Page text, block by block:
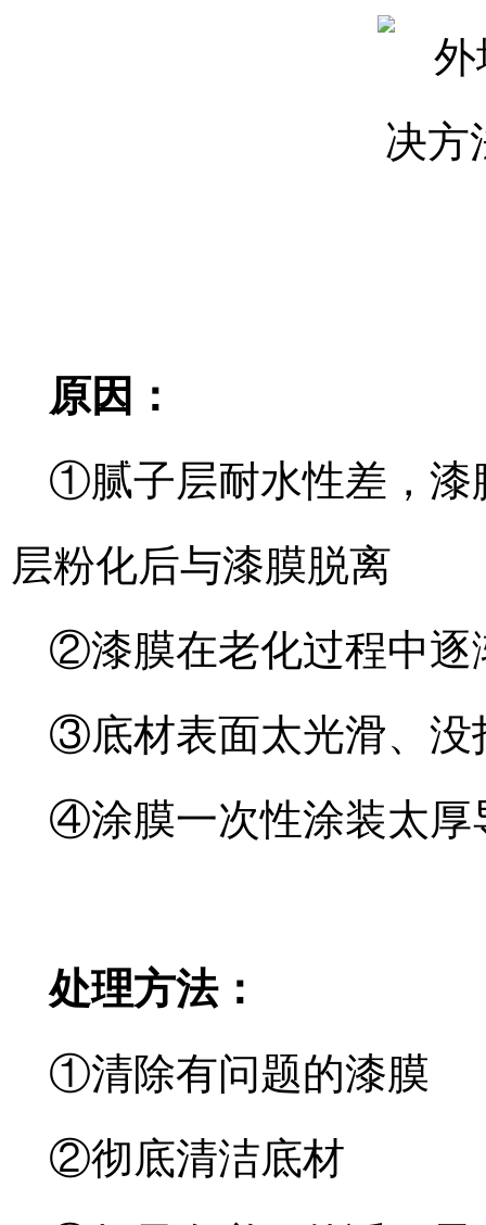
原因：
①腻子层耐水性差，漆
层粉化后与漆膜脱离
②漆膜在老化过程中逐
③底材表面太光滑、没
④涂膜一次性涂装太厚
处理方法：
①清除有问题的漆膜
②彻底清洁底材